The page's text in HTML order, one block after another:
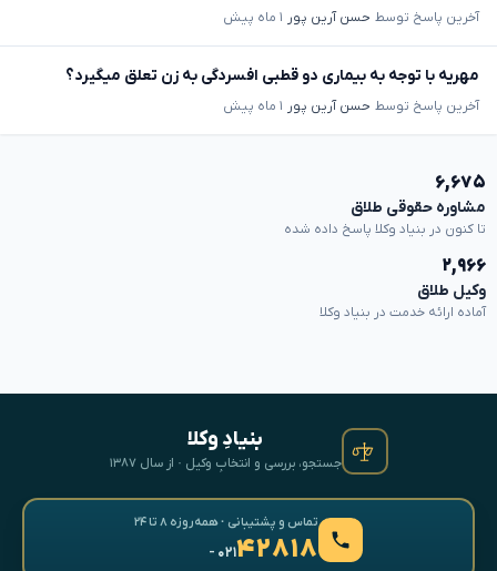
آخرین پاسخ توسط حسن آرین پور ۱ ماه پیش
مهریه با توجه به بیماری دو قطبی افسردگی به زن تعلق میگیرد؟
آخرین پاسخ توسط حسن آرین پور ۱ ماه پیش
۶,۶۷۵
مشاوره حقوقی طلاق
تا کنون در بنیاد وکلا پاسخ داده شده
۲,۹۶۶
وکیل طلاق
آماده ارائه خدمت در بنیاد وکلا
بنیادِ وکلا
جستجو، بررسی و انتخابِ وکیل · از سال ۱۳۸۷
تماس و پشتیبانی · همه‌روزه ۸ تا ۲۴
۴۲۸۱۸- ۰۲۱